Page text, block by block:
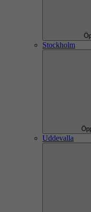
Stockholm
Uddevalla